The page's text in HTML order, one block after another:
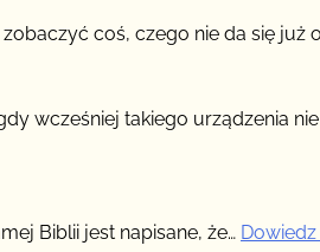
coś, czego nie da się już
wcześniej takiego urządzenia nie
Biblii jest napisane, że…